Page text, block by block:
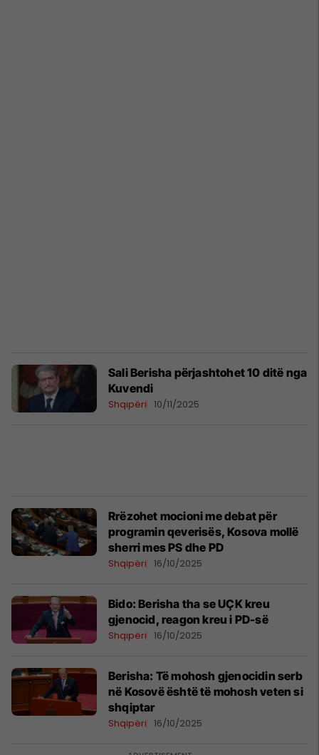
​Sali Berisha përjashtohet 10 ditë nga
Kuvendi
Shqipëri 10/11/2025
Rrëzohet mocioni me debat për
programin qeverisës, Kosova mollë
sherri mes PS dhe PD
Shqipëri 16/10/2025
Bido: Berisha tha se UÇK kreu
gjenocid, reagon kreu i PD-së
Shqipëri 16/10/2025
Berisha: Të mohosh gjenocidin serb
në Kosovë është të mohosh veten si
shqiptar
Shqipëri 16/10/2025